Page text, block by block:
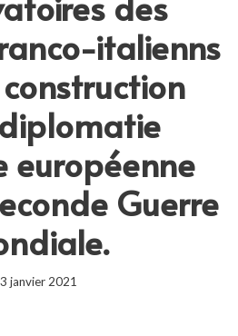
italienns
diplomatie
européenne
Guerre
janvier 2021